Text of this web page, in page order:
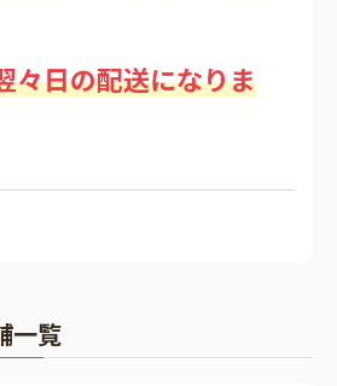
々日の配送になりま
一覧